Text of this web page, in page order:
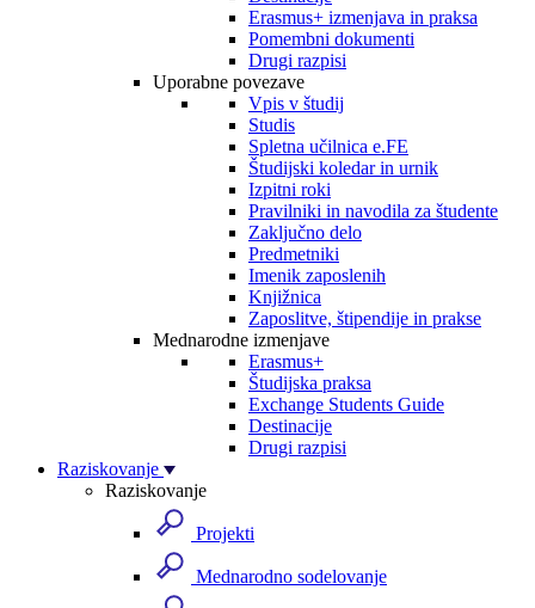
Erasmus+ izmenjava in praksa
Pomembni dokumenti
Drugi razpisi
Uporabne povezave
Vpis v študij
Studis
Spletna učilnica e.FE
Študijski koledar in urnik
Izpitni roki
Pravilniki in navodila za študente
Zaključno delo
Predmetniki
Imenik zaposlenih
Knjižnica
Zaposlitve, štipendije in prakse
Mednarodne izmenjave
Erasmus+
Študijska praksa
Exchange Students Guide
Destinacije
Drugi razpisi
Raziskovanje
Raziskovanje
Projekti
Mednarodno sodelovanje